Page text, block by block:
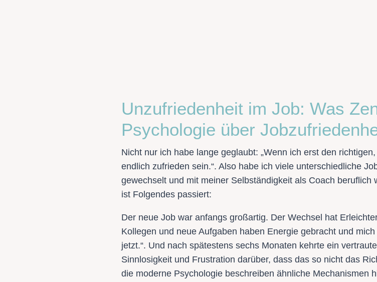
Unzufriedenheit im Job: Was
Psychologie über
Nicht nur ich habe lange geglaubt: „Wenn ich erst den
endlich zufrieden sein.“. Also habe ich viele unterschiedliche
gewechselt und mit meiner Selbständigkeit als Coach
ist Folgendes passiert:
Der neue Job war anfangs großartig. Der Wechsel hat
Kollegen und neue Aufgaben haben Energie gebracht und
jetzt.“. Und nach spätestens sechs Monaten kehrte ein
Sinnlosigkeit und Frustration darüber, dass das so nicht das
die moderne Psychologie beschreiben ähnliche Mechanismen